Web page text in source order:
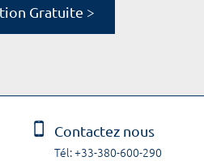
Gratuite >
Contactez nous
Tél: +33-380-600-290